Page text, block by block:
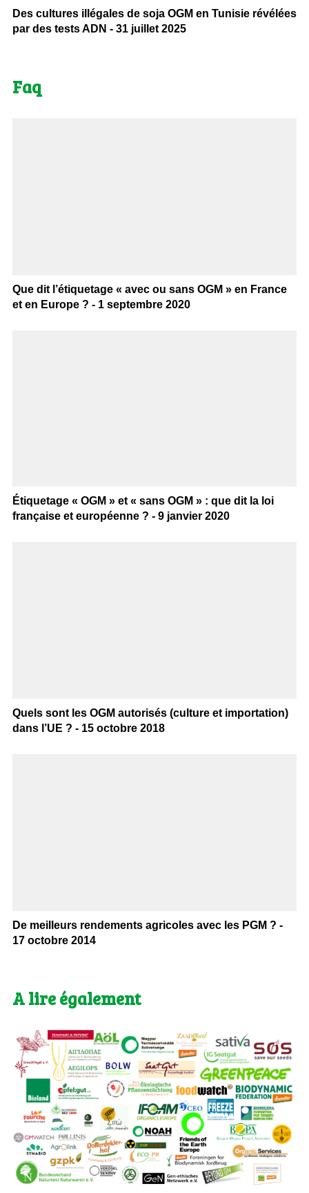
Des cultures illégales de soja OGM en Tunisie révélées
par des tests ADN - 31 juillet 2025
Faq
Que dit l’étiquetage « avec ou sans OGM » en France
et en Europe ? - 1 septembre 2020
Étiquetage « OGM » et « sans OGM » : que dit la loi
française et européenne ? - 9 janvier 2020
Quels sont les OGM autorisés (culture et importation)
dans l’UE ? - 15 octobre 2018
De meilleurs rendements agricoles avec les PGM ? -
17 octobre 2014
A lire également